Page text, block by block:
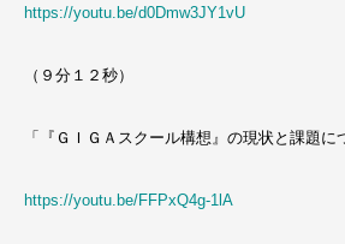
https://youtu.be/d0Dmw3JY1vU
（９分１２秒）
「『ＧＩＧＡスクール構想』の現状と課題に
https://youtu.be/FFPxQ4g-1lA